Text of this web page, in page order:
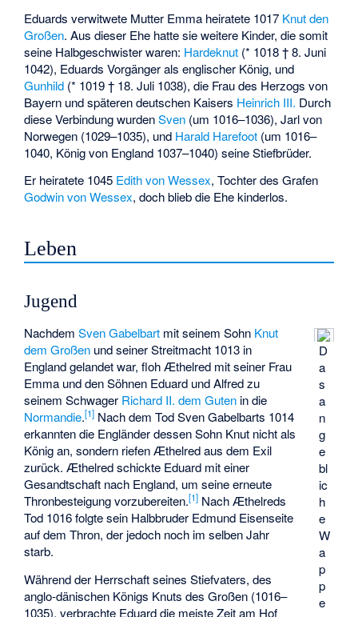
Eduards verwitwete Mutter Emma heiratete 1017 Knut den
Großen. Aus dieser Ehe hatte sie weitere Kinder, die somit
seine Halbgeschwister waren: Hardeknut (* 1018 † 8. Juni
1042), Eduards Vorgänger als englischer König, und
Gunhild (* 1019 † 18. Juli 1038), die Frau des Herzogs von
Bayern und späteren deutschen Kaisers Heinrich III. Durch
diese Verbindung wurdenSven (um 1016–1036), Jarl von
Norwegen (1029–1035), und Harald Harefoot (um 1016–
1040, König von England 1037–1040) seine Stiefbrüder.
Er heiratete 1045 Edith von Wessex, Tochter des Grafen
Godwin von Wessex, doch blieb die Ehe kinderlos.
Leben
Jugend
D
a
s
a
n
g
e
bl
ic
h
e
W
a
p
p
e
NachdemSven Gabelbart mit seinem Sohn Knut
dem Großen und seiner Streitmacht 1013 in
England gelandet war, floh Æthelred mit seiner Frau
Emma und den Söhnen Eduard und Alfred zu
seinem Schwager Richard II. dem Guten in die
Normandie.[1] Nach dem Tod Sven Gabelbarts 1014
erkannten die Engländer dessen Sohn Knut nicht als
König an, sondern riefen Æthelred aus dem Exil
zurück. Æthelred schickte Eduard mit einer
Gesandtschaft nach England, um seine erneute
Thronbesteigung vorzubereiten.[1] Nach Æthelreds
Tod 1016 folgte sein Halbbruder Edmund Eisenseite
auf dem Thron, der jedoch noch im selben Jahr
starb.
Während der Herrschaft seines Stiefvaters, des
anglo-dänischen Königs Knuts des Großen (1016–
1035), verbrachte Eduard die meiste Zeit am Hof